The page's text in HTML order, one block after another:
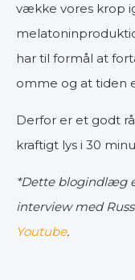
vække vores krop
har til formål at
omme og at tiden
Derfor er et godt
kraftigt lys i 30
*Dette blogindlæg
interview med
Youtube.